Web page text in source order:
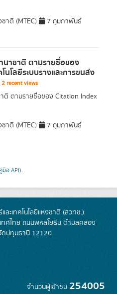
ชาติ (MTEC)
7 กุมภาพันธ์
าชาติ ตามรายชื่อของ
โลยีระบบรางและการขนส่ง
2 recent views
ติ ตามรายชื่อของ Citation Index
ชาติ (MTEC)
7 กุมภาพันธ์
คู่มือ API).
ะเทคโนโลยีแห่งชาติ (สวทช.)
ศไทย ถนนพหลโยธิน ตำบลคลอง
ดปทุมธานี 12120
จำนวนผู้เข้าชม 254005